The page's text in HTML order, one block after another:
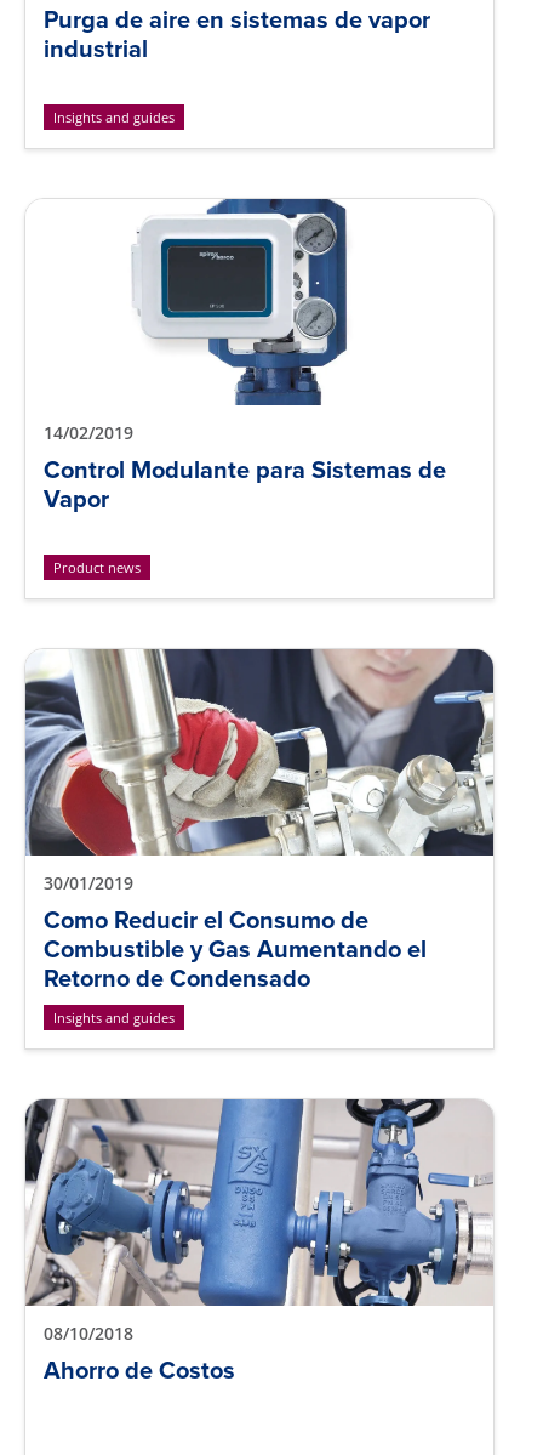
Purga de aire en sistemas de vapor
industrial
Insights and guides
14/02/2019
Control Modulante para Sistemas de
Vapor
Product news
30/01/2019
Como Reducir el Consumo de
Combustible y Gas Aumentando el
Retorno de Condensado
Insights and guides
08/10/2018
Ahorro de Costos